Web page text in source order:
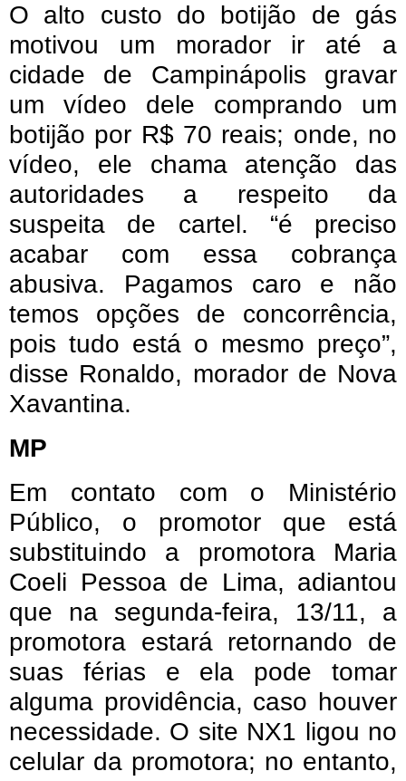
O alto custo do botijão de gás
motivou um morador ir até a
cidade de Campinápolis gravar
um vídeo dele comprando um
botijão por R$ 70 reais; onde, no
vídeo, ele chama atenção das
autoridades a respeito da
suspeita de cartel. “é preciso
acabar com essa cobrança
abusiva. Pagamos caro e não
temos opções de concorrência,
pois tudo está o mesmo preço”,
disse Ronaldo, morador de Nova
Xavantina.
MP
Em contato com o Ministério
Público, o promotor que está
substituindo a promotora Maria
Coeli Pessoa de Lima, adiantou
que na segunda-feira, 13/11, a
promotora estará retornando de
suas férias e ela pode tomar
alguma providência, caso houver
necessidade. O site NX1 ligou no
celular da promotora; no entanto,